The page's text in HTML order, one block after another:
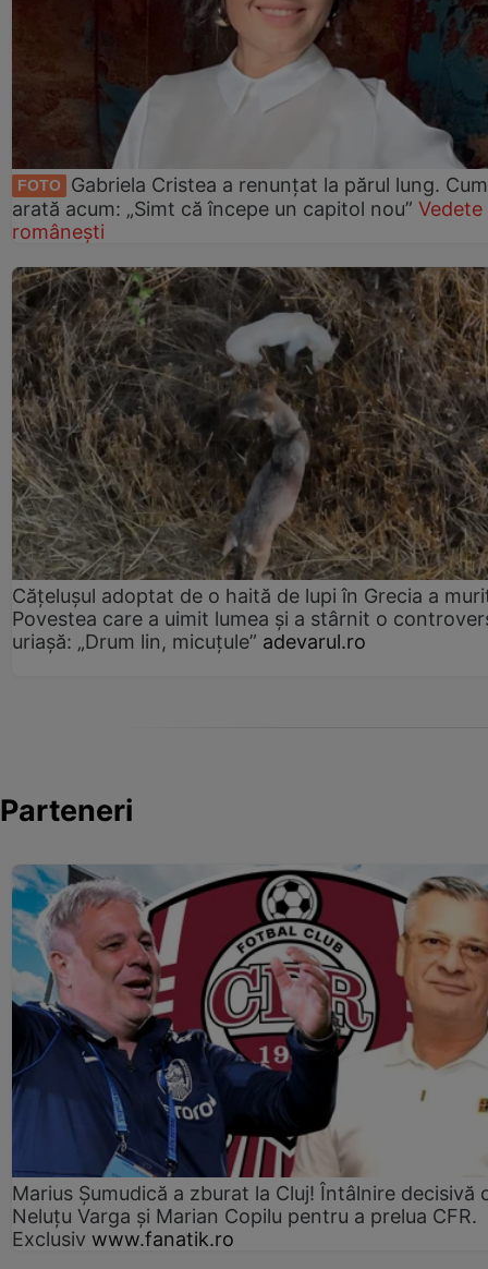
FOTO
Gabriela Cristea a renunțat la părul lung. Cum
arată acum: „Simt că începe un capitol nou” Vedete
românești
Cățelușul adoptat de o haită de lupi în Grecia a
Povestea care a uimit lumea și a stârnit o
uriașă: „Drum lin, micuțule” adevarul.ro
Parteneri
Marius Şumudică a zburat la Cluj! Întâlnire decisivă
Neluţu Varga şi Marian Copilu pentru a prelua CFR.
Exclusiv www.fanatik.ro